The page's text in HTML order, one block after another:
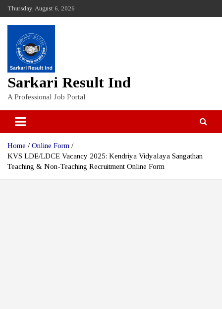
Skip
content
Thursday, August 6, 2026
Sarkari Result Ind
A Professional Job Portal
Home
Online Form
KVS LDE/LDCE Vacancy 2025: Kendriya Vidyalaya Sangathan
Teaching & Non-Teaching Recruitment Online Form